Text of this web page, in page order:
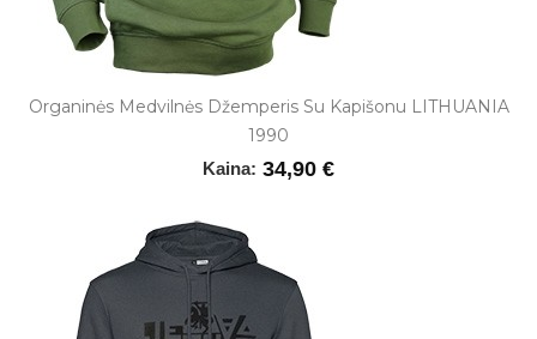
Organinės Medvilnės Džemperis Su Kapišonu LITHUANIA
1990
Kaina: 34,90 €